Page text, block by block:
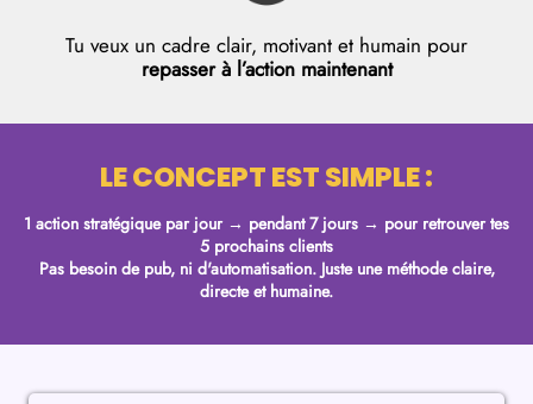
Tu veux un cadre clair, motivant et humain pour
repasser à l’action maintenant
LE CONCEPT EST SIMPLE :
1 action stratégique par jour → pendant 7 jours → pour retrouver tes
5 prochains clients
Pas besoin de pub, ni d'automatisation. Juste une méthode claire,
directe et humaine.